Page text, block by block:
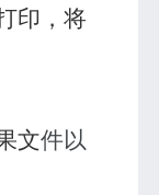
印，将
文件以